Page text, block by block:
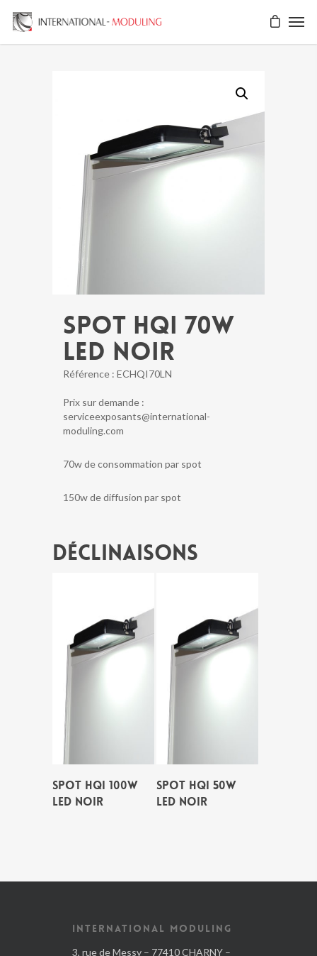
SPOT HQI 70W
LED NOIR
Référence : ECHQI70LN
Prix sur demande :
serviceexposants@international-
moduling.com
70w de consommation par spot
150w de diffusion par spot
Déclinaisons
SPOT HQI 100W
LED NOIR
SPOT HQI 50W
LED NOIR
INTERNATIONAL MODULING
3, rue de Messy – 77410 CHARNY –